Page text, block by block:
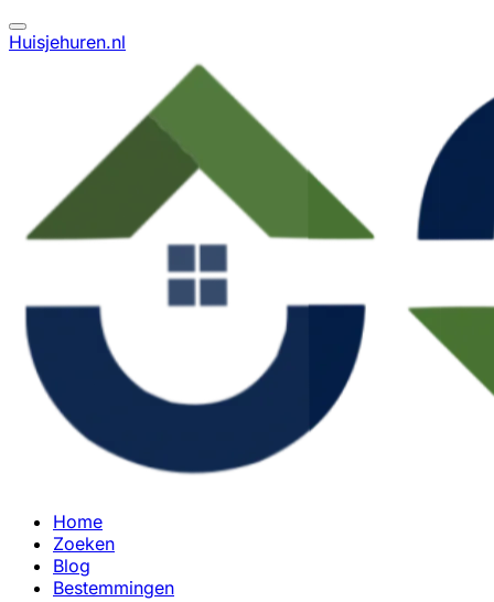
Huisjehuren.nl
Home
Zoeken
Blog
Bestemmingen